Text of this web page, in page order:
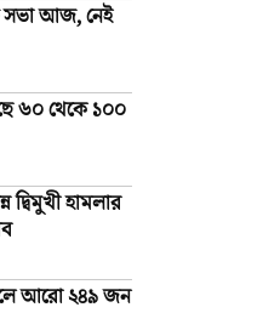
সভা আজ, নেই
৬০ থেকে ১০০
দ্বিমুখী হামলার
আরো ২৪৯ জন